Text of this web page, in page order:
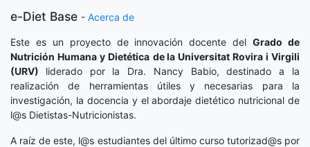
e-Diet Base - Acerca de
Este es un proyecto de innovación docente delGrado de
Nutrición Humana y Dietética de la Universitat Rovira i Virgili
(URV) liderado por la Dra. Nancy Babio, destinado a la
realización de herramientas útiles y necesarias para la
investigación, la docencia y el abordaje dietético nutricional de
l@s Dietistas-Nutricionistas.
A raíz de este, l@s estudiantes del último curso tutorizad@s por